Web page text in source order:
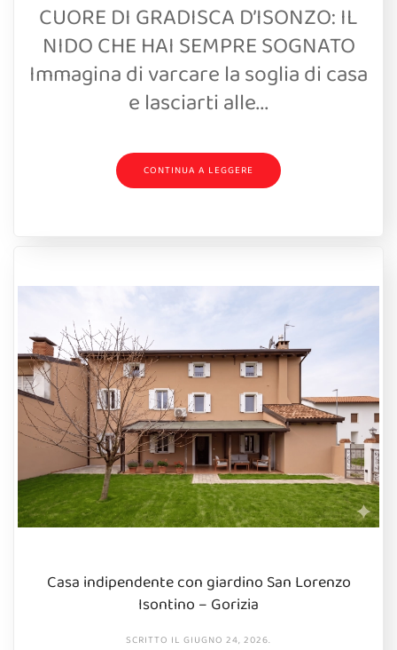
CUORE DI GRADISCA D’ISONZO: IL
NIDO CHE HAI SEMPRE SOGNATO
Immagina di varcare la soglia di casa
e lasciarti alle...
CONTINUA A LEGGERE
Casa indipendente con giardino San Lorenzo
Isontino – Gorizia
SCRITTO IL GIUGNO 24, 2026.